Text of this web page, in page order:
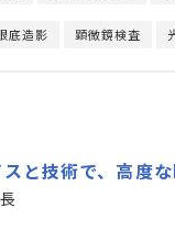
底造影 顕微鏡検査
と技術で、高度